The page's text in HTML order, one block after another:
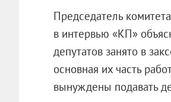
Председатель
в интервью «КП»
депутатов занято в
основная их часть
вынуждены подавать